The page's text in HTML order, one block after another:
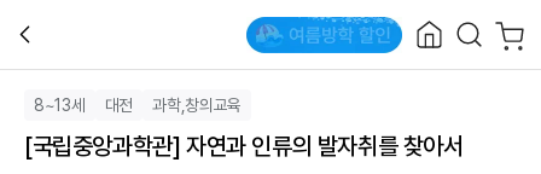
8~13세 대전 과학,창의교육
[국립중앙과학관] 자연과 인류의 발자취를 찾아서